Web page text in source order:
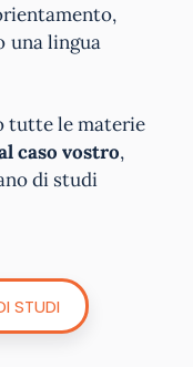
una lingua
tutte le materie
caso vostro,
di studi
STUDI